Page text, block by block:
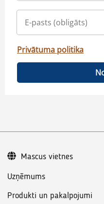
Privātuma politika
Uzņēmums
Produkti un pakalpojumi
Mascus vietnes